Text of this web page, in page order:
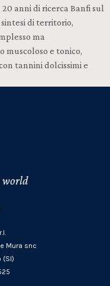
anni di ricerca Banfi sul
di territorio,
ma
muscoloso e tonico,
tannini dolcissimi e
world
Mura snc
(SI)